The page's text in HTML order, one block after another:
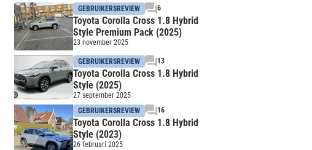
GEBRUIKERSREVIEW 6
Toyota Corolla Cross 1.8 Hybrid
Style Premium Pack (2025)
23 november 2025
GEBRUIKERSREVIEW 13
Toyota Corolla Cross 1.8 Hybrid
Style (2025)
27 september 2025
GEBRUIKERSREVIEW
16
Toyota Corolla Cross 1.8 Hybrid
Style (2023)
26 februari 2025